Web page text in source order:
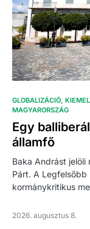
GLOBALIZÁCIÓ
MAGYARORSZÁG
Egy
államfő
Baka Andrást jelöli
Párt. A Legfelsőbb
kormánykritikus
2026. augusztus 8.